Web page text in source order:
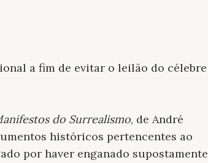
a fim de evitar o leilão do célebre
do Surrealismo, de André
históricos pertencentes ao
por haver enganado supostamente